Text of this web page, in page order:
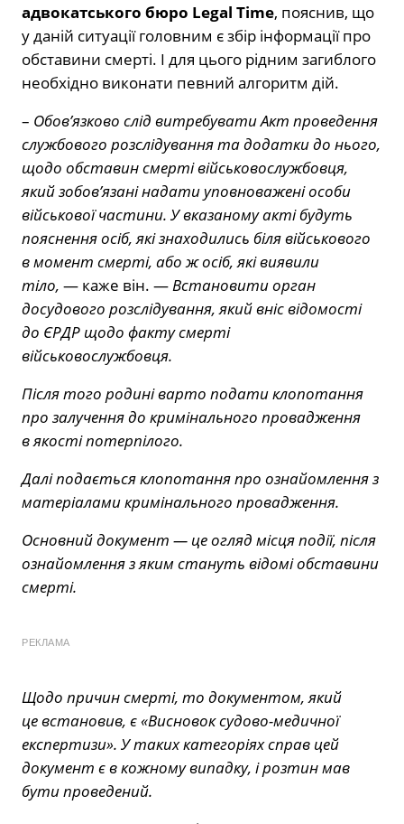
адвокатського бюро Legal Time, пояснив, що
у даній ситуації головним є збір інформації про
обставини смерті. І для цього рідним загиблого
необхідно виконати певний алгоритм дій.
– Обов’язково слід витребувати Акт проведення
службового розслідування та додатки до нього,
щодо обставин смерті військовослужбовця,
який зобов’язані надати уповноважені особи
військової частини. У вказаному акті будуть
пояснення осіб, які знаходились біля військового
в момент смерті, або ж осіб, які виявили
тіло, — каже він. — Встановити орган
досудового розслідування, який вніс відомості
до ЄРДР щодо факту смерті
військовослужбовця.
Після того родині варто подати клопотання
про залучення до кримінального провадження
в якості потерпілого.
Далі подається клопотання про ознайомлення з
матеріалами кримінального провадження.
Основний документ — це огляд місця події, після
ознайомлення з яким стануть відомі обставини
смерті.
РЕКЛАМА
Щодо причин смерті, то документом, який
це встановив, є «Висновок судово-медичної
експертизи». У таких категоріях справ цей
документ є в кожному випадку, і розтин мав
бути проведений.